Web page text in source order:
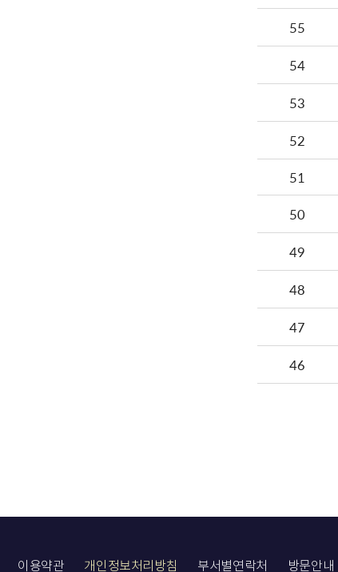
55
54
53
52
51
50
49
48
47
46
이용약관 개인정보처리방침 부서별연락처 방문안내